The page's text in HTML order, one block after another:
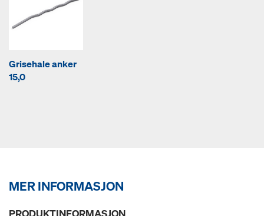
Grisehale anker
15,0
MER INFORMASJON